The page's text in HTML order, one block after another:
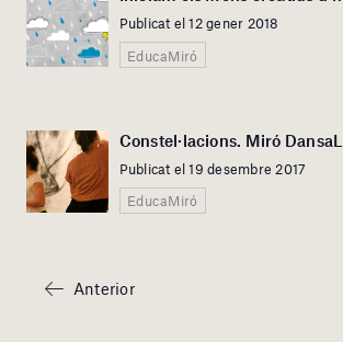
Publicat el 12 gener 2018
EducaMiró
Constel·lacions. Miró
Publicat el 19 desembre 2017
EducaMiró
Anterior